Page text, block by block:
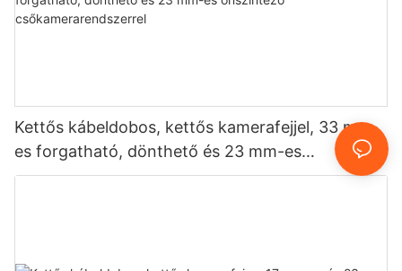
Kettős kábeldobos, kettős kamerafejjel, 33 mm-
es forgatható, dönthető és 23 mm-es
önszintező csőkamerarendszerrel